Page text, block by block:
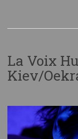
La Voix
Kiev/